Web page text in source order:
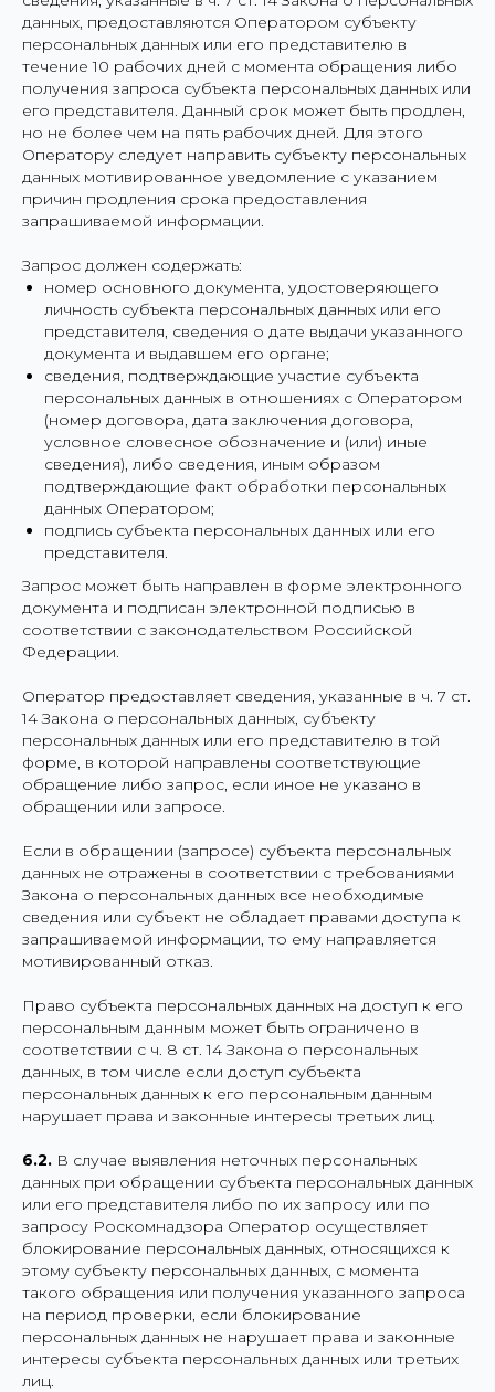
данных, предоставляются Оператором субъекту
персональных данных или его представителю в
течение 10 рабочих дней с момента обращения либо
получения запроса субъекта персональных данных или
его представителя. Данный срок может быть продлен,
но не более чем на пять рабочих дней. Для этого
Оператору следует направить субъекту персональных
данных мотивированное уведомление с указанием
причин продления срока предоставления
запрашиваемой информации.
Запрос должен содержать:
номер основного документа, удостоверяющего
личность субъекта персональных данных или его
представителя, сведения о дате выдачи указанного
документа и выдавшем его органе;
сведения, подтверждающие участие субъекта
персональных данных в отношениях с Оператором
(номер договора, дата заключения договора,
условное словесное обозначение и (или) иные
сведения), либо сведения, иным образом
подтверждающие факт обработки персональных
данных Оператором;
подпись субъекта персональных данных или его
представителя.
Запрос может быть направлен в форме электронного
документа и подписан электронной подписью в
соответствии с законодательством Российской
Федерации.
Оператор предоставляет сведения, указанные в ч. 7 ст.
14 Закона о персональных данных, субъекту
персональных данных или его представителю в той
форме, в которой направлены соответствующие
обращение либо запрос, если иное не указано в
обращении или запросе.
Если в обращении (запросе) субъекта персональных
данных не отражены в соответствии с требованиями
Закона о персональных данных все необходимые
сведения или субъект не обладает правами доступа к
запрашиваемой информации, то ему направляется
мотивированный отказ.
Право субъекта персональных данных на доступ к его
персональным данным может быть ограничено в
соответствии с ч. 8 ст. 14 Закона о персональных
данных, в том числе если доступ субъекта
персональных данных к его персональным данным
нарушает права и законные интересы третьих лиц.
6.2. В случае выявления неточных персональных
данных при обращении субъекта персональных данных
или его представителя либо по их запросу или по
запросу Роскомнадзора Оператор осуществляет
блокирование персональных данных, относящихся к
этому субъекту персональных данных, с момента
такого обращения или получения указанного запроса
на период проверки, если блокирование
персональных данных не нарушает права и законные
интересы субъекта персональных данных или третьих
лиц.